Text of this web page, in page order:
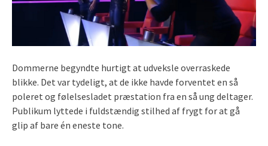
Dommerne begyndte hurtigt at udveksle overraskede
blikke. Det var tydeligt, at de ikke havde forventet en så
poleret og følelsesladet præstation fra en så ung deltager.
Publikum lyttede i fuldstændig stilhed af frygt for at gå
glip af bare én eneste tone.